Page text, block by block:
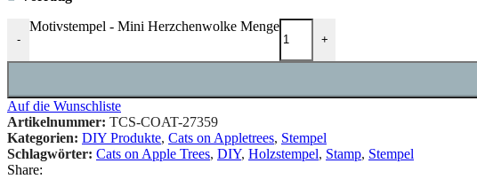
-
Motivstempel - Mini Herzchenwolke Menge
+
Auf die Wunschliste
Artikelnummer: TCS-COAT-27359
Kategorien: DIY Produkte, Cats on Appletrees, Stempel
Schlagwörter: Cats on Apple Trees, DIY, Holzstempel, Stamp, Stempel
Share: